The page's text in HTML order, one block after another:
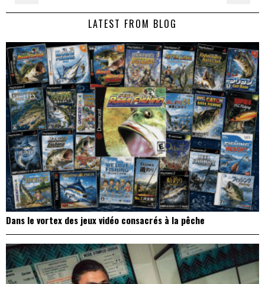
de LATEST FROM BLOG
Dans le vortex des jeux vidéo consacrés à la pêche